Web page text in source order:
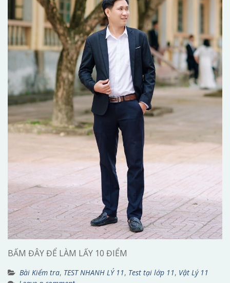
BẤM ĐÂY ĐỂ LÀM LẤY 10 ĐIỂM
Bài Kiểm tra, TEST NHANH LÝ 11, Test tại lớp 11, Vật Lý 11